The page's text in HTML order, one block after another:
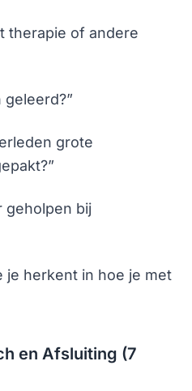
therapie of andere
geleerd?”
grote
geholpen bij
je herkent in hoe je met
en Afsluiting (7